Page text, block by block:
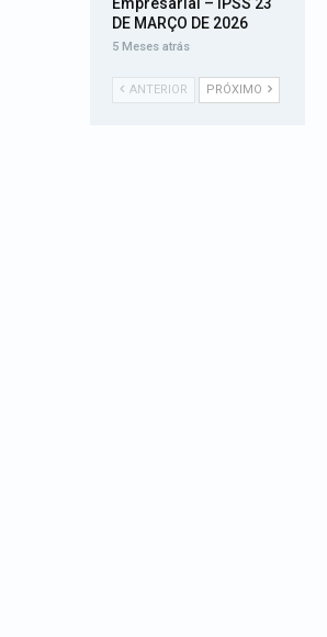
DE MARÇO DE 2026
5 Meses atrás
ANTERIOR PRÓXIMO